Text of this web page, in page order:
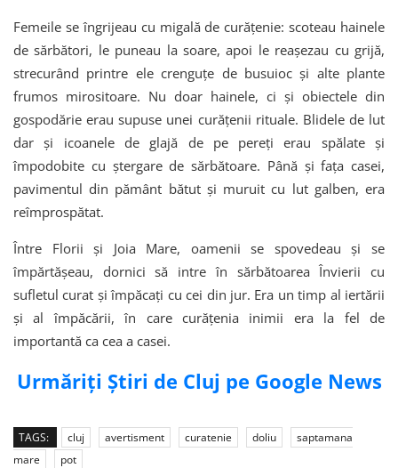
Femeile se îngrijeau cu migală de curățenie: scoteau hainele
de sărbători, le puneau la soare, apoi le reașezau cu grijă,
strecurând printre ele crenguțe de busuioc și alte plante
frumos mirositoare. Nu doar hainele, ci și obiectele din
gospodărie erau supuse unei curățenii rituale. Blidele de lut
dar și icoanele de glajă de pe pereți erau spălate și
împodobite cu ștergare de sărbătoare. Până și fața casei,
pavimentul din pământ bătut și muruit cu lut galben, era
reîmprospătat.
Între Florii și Joia Mare, oamenii se spovedeau și se
împărtășeau, dornici să intre în sărbătoarea Învierii cu
sufletul curat și împăcați cu cei din jur. Era un timp al iertării
și al împăcării, în care curățenia inimii era la fel de
importantă ca cea a casei.
Urmăriți Știri de Cluj pe Google News
TAGS: cluj avertisment curatenie doliu
saptamana
mare
pot